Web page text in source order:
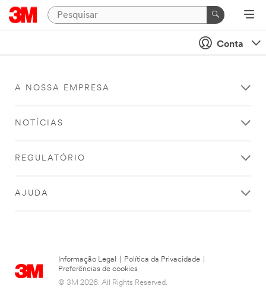
Conta
A NOSSA EMPRESA
NOTÍCIAS
REGULATÓRIO
AJUDA
Informação Legal Política da Privacidade
Preferências de cookies
© 3M 2026. All Rights Reserved.